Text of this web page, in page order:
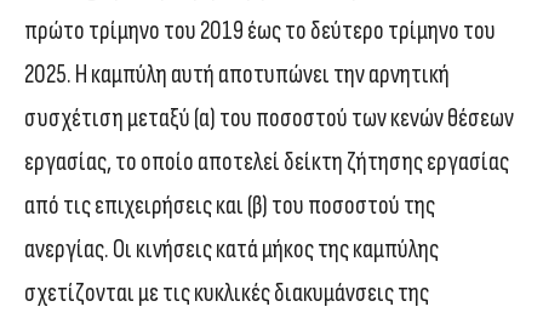
πρώτο τρίμηνο του 2019 έως το δεύτερο τρίμηνο του
2025. Η καμπύλη αυτή αποτυπώνει την αρνητική
συσχέτιση μεταξύ (α) του ποσοστού των κενών θέσεων
εργασίας, το οποίο αποτελεί δείκτη ζήτησης εργασίας
από τις επιχειρήσεις και (β) του ποσοστού της
ανεργίας. Οι κινήσεις κατά μήκος της καμπύλης
σχετίζονται με τις κυκλικές διακυμάνσεις της